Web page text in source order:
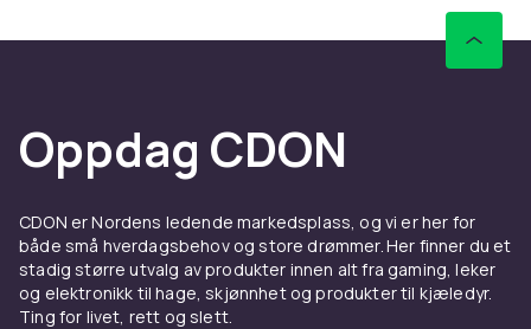
Oppdag CDON
CDON er Nordens ledende markedsplass, og vi er her for
både små hverdagsbehov og store drømmer. Her finner du et
stadig større utvalg av produkter innen alt fra gaming, leker
og elektronikk til hage, skjønnhet og produkter til kjæledyr.
Ting for livet, rett og slett.